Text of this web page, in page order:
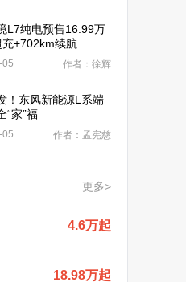
L7纯电预售16.99万
充+702km续航
05 作者：徐辉
！东风新能源L系端
“家”福
05 作者：孟宪慈
更多>
4.6万起
18.98万起